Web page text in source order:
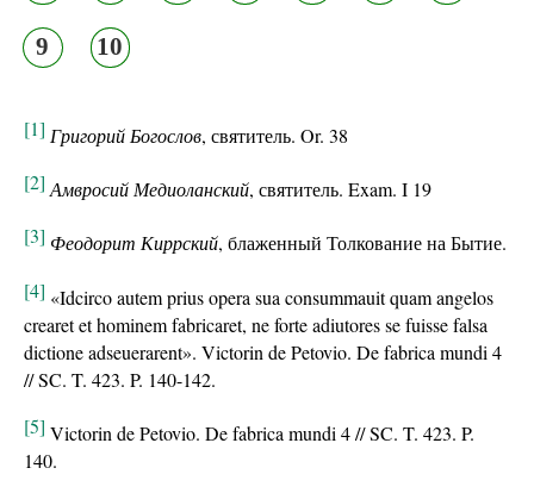
9 10
[1] Григорий Богослов, святитель. Or. 38
[2] Амвросий Медиоланский, святитель. Exam. I 19
[3] Феодорит Киррский, блаженный Толкование на Бытие.
[4] «Idcirco autem prius opera sua consummauit quam angelos
crearet et hominem fabricaret, ne forte adiutores se fuisse falsa
dictione adseuerarent». Victorin de Petovio. De fabrica mundi 4
// SC. T. 423. P. 140-142.
[5] Victorin de Petovio. De fabrica mundi 4 // SC. T. 423. P.
140.